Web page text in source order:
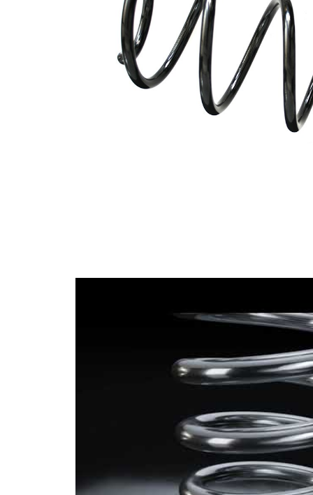
průměrem
141 mm
Průměr
12,50 mm